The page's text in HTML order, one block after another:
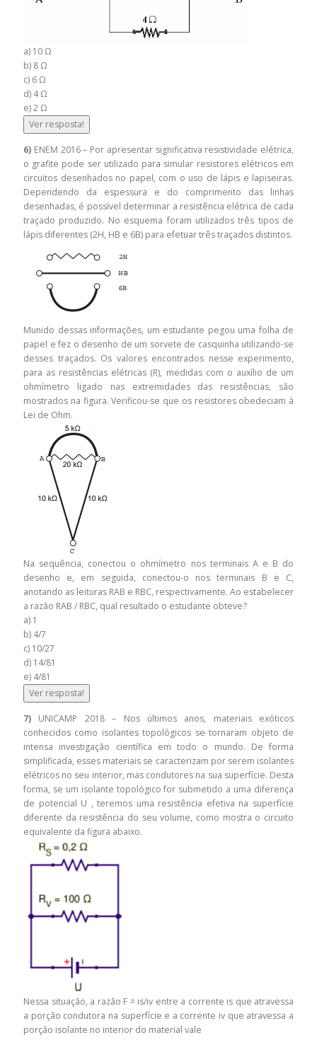
a) 10 Ω
b) 8 Ω
c) 6 Ω
d) 4 Ω
e) 2 Ω
Ver resposta!
6) ENEM 2016 – Por apresentar significativa resistividade elétrica,
o grafite pode ser utilizado para simular resistores elétricos em
circuitos desenhados no papel, com o uso de lápis e lapiseiras.
Dependendo da espessura e do comprimento das linhas
desenhadas, é possível determinar a resistência elétrica de cada
traçado produzido. No esquema foram utilizados três tipos de
lápis diferentes (2H, HB e 6B) para efetuar três traçados distintos.
Munido dessas informações, um estudante pegou uma folha de
papel e fez o desenho de um sorvete de casquinha utilizando-se
desses traçados. Os valores encontrados nesse experimento,
para as resistências elétricas (R), medidas com o auxílio de um
ohmímetro ligado nas extremidades das resistências, são
mostrados na figura. Verificou-se que os resistores obedeciam à
Lei de Ohm.
Na sequência, conectou o ohmímetro nos terminais A e B do
desenho e, em seguida, conectou-o nos terminais B e C,
anotando as leituras RAB e RBC, respectivamente. Ao estabelecer
a razão RAB / RBC, qual resultado o estudante obteve?
a) 1
b) 4/7
c) 10/27
d) 14/81
e) 4/81
Ver resposta!
7) UNICAMP 2018 – Nos últimos anos, materiais exóticos
conhecidos como isolantes topológicos se tornaram objeto de
intensa investigação científica em todo o mundo. De forma
simplificada, esses materiais se caracterizam por serem isolantes
elétricos no seu interior, mas condutores na sua superfície. Desta
forma, se um isolante topológico for submetido a uma diferença
de potencial U , teremos uma resistência efetiva na superfície
diferente da resistência do seu volume, como mostra o circuito
equivalente da figura abaixo.
Nessa situação, a razão F = is/iv entre a corrente is que atravessa
a porção condutora na superfície e a corrente iv que atravessa a
porção isolante no interior do material vale